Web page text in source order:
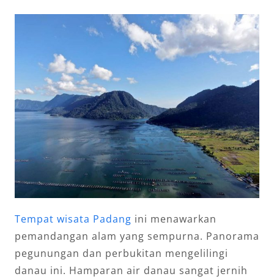
Tempat wisata Padang ini menawarkan
pemandangan alam yang sempurna. Panorama
pegunungan dan perbukitan mengelilingi
danau ini. Hamparan air danau sangat jernih